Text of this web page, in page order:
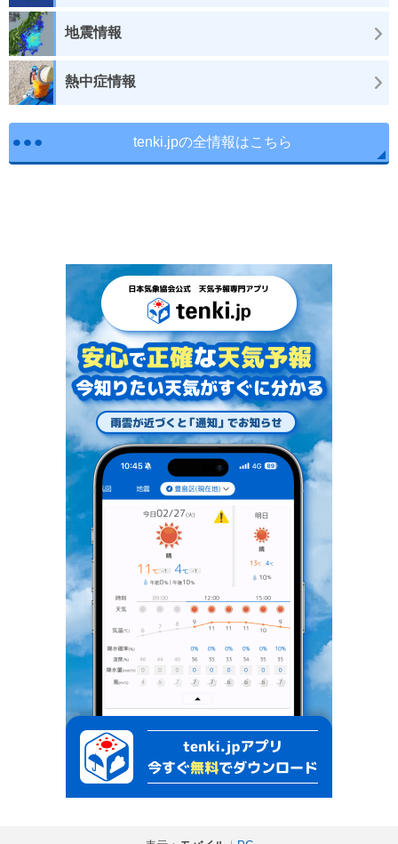
地震情報
熱中症情報
tenki.jpの全情報はこちら